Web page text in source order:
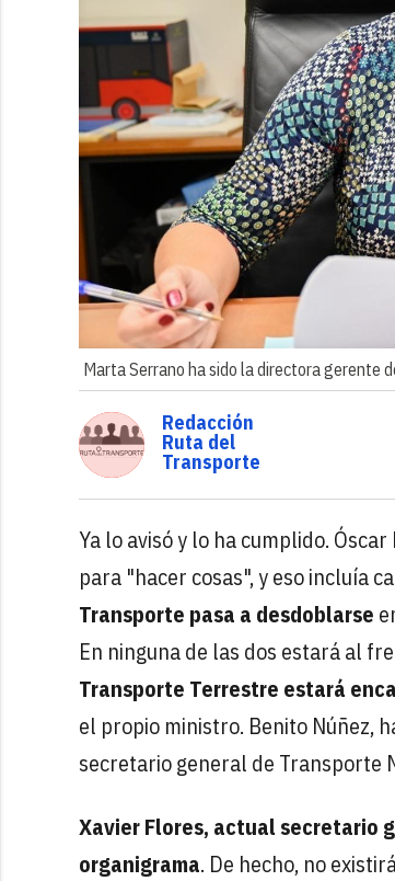
Marta Serrano ha sido la directora gerente
Redacción
Ruta del
Transporte
Ya lo avisó y lo ha cumplido.
para "hacer cosas", y eso incluía
Transporte pasa a desdoblarse
En ninguna de las dos estará al
Transporte Terrestre estará
el propio ministro. Benito Núñez,
secretario general de Transporte
Xavier Flores, actual secretario
organigrama. De hecho, no